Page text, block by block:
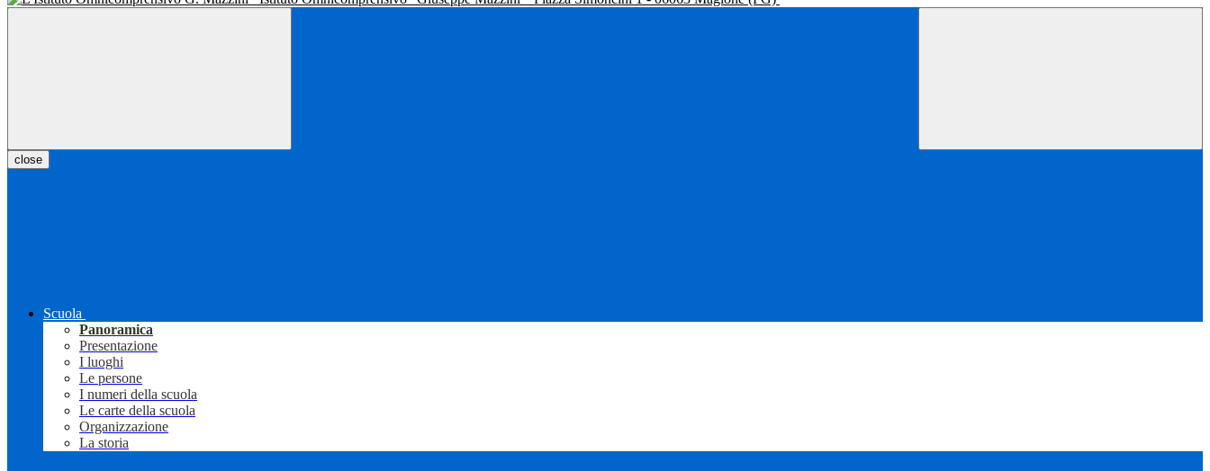
close
Scuola
Panoramica
Presentazione
I luoghi
Le persone
I numeri della scuola
Le carte della scuola
Organizzazione
La storia